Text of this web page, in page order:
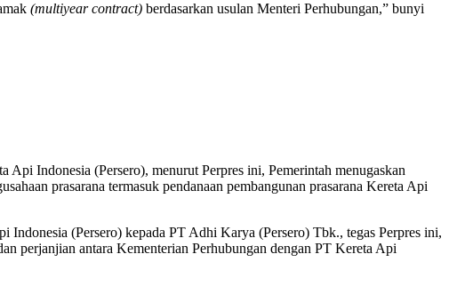
(multiyear contract) berdasarkan usulan Menteri Perhubungan,” bunyi
Indonesia (Persero), menurut Perpres ini, Pemerintah menugaskan
prasarana termasuk pendanaan pembangunan prasarana Kereta Api
Indonesia (Persero) kepada PT Adhi Karya (Persero) Tbk., tegas Perpres ini,
perjanjian antara Kementerian Perhubungan dengan PT Kereta Api